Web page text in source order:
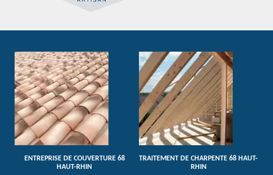
ENTREPRISE DE COUVERTURE 68
HAUT-RHIN
TRAITEMENT DE CHARPENTE 68 HAUT-
RHIN